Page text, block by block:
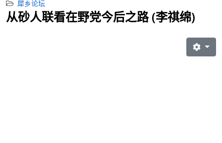
犀乡论坛
从砂人联看在野党今后之路 (李祺绵)